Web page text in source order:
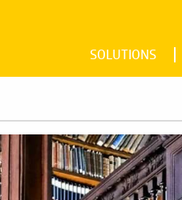
SOLUTIONS